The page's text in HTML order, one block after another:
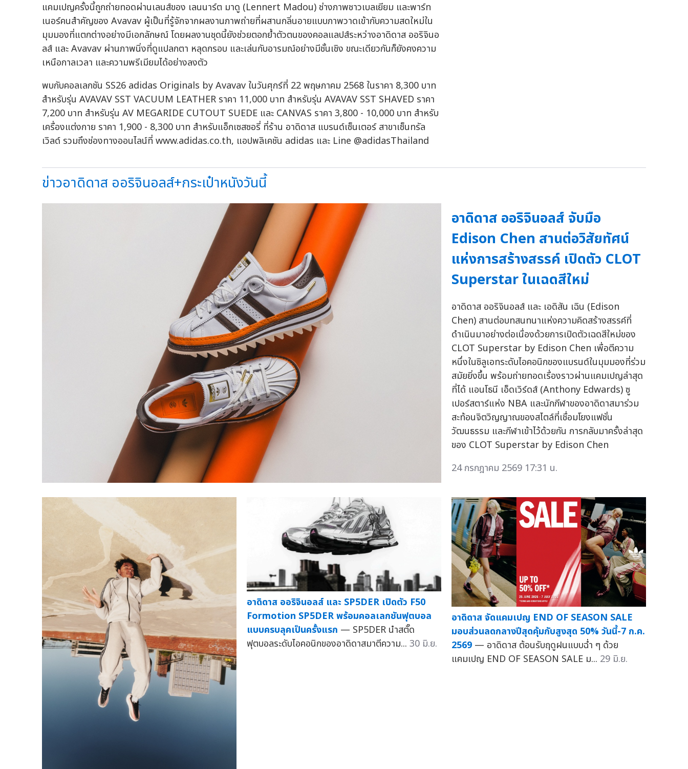
แคมเปญครั้งนี้ถูกถ่ายทอดผ่านเลนส์ของ เลนนาร์ต มาดู (Lennert Madou) ช่างภาพชาวเบลเยียม และพาร์ท
เนอร์คนสำคัญของ Avavav ผู้เป็นที่รู้จักจากผลงานภาพถ่ายที่ผสานกลิ่นอายแบบภาพวาดเข้ากับความสดใหม่ใน
มุมมองที่แตกต่างอย่างมีเอกลักษณ์ โดยผลงานชุดนี้ยังช่วยตอกย้ำตัวตนของคอลแลปส์ระหว่างอาดิดาส ออริจินอ
ลส์ และ Avavav ผ่านภาพนิ่งที่ดูแปลกตา หลุดกรอบ และเล่นกับอารมณ์อย่างมีชั้นเชิง ขณะเดียวกันก็ยังคงความ
เหนือกาลเวลา และความพรีเมียมได้อย่างลงตัว
พบกับคอลเลกชัน SS26 adidas Originals by Avavav ในวันศุกร์ที่ 22 พฤษภาคม 2568 ในราคา 8,300 บาท
สำหรับรุ่น AVAVAV SST VACUUM LEATHER ราคา 11,000 บาท สำหรับรุ่น AVAVAV SST SHAVED ราคา
7,200 บาท สำหรับรุ่น AV MEGARIDE CUTOUT SUEDE และ CANVAS ราคา 3,800 - 10,000 บาท สำหรับ
เครื่องแต่งกาย ราคา 1,900 - 8,300 บาท สำหรับแอ็กเซสซอรี่ ที่ร้าน อาดิดาส แบรนด์เซ็นเตอร์ สาขาเซ็นทรัล
เวิลด์ รวมถึงช่องทางออนไลน์ที่ www.adidas.co.th, แอปพลิเคชัน adidas และ Line @adidasThailand
ข่าวอาดิดาส ออริจินอลส์+กระเป๋าหนังวันนี้
อาดิดาส ออริจินอลส์ จับมือ
Edison Chen สานต่อวิสัยทัศน์
แห่งการสร้างสรรค์ เปิดตัว CLOT
Superstar ในเฉดสีใหม่
อาดิดาส ออริจินอลส์ และ เอดิสัน เฉิน (Edison
Chen) สานต่อบทสนทนาแห่งความคิดสร้างสรรค์ที่
ดำเนินมาอย่างต่อเนื่องด้วยการเปิดตัวเฉดสีใหม่ของ
CLOT Superstar by Edison Chen เพื่อตีความ
หนึ่งในซิลูเอทระดับไอคอนิกของแบรนด์ในมุมมองที่ร่วม
สมัยยิ่งขึ้น พร้อมถ่ายทอดเรื่องราวผ่านแคมเปญล่าสุด
ที่ได้ แอนโธนี เอ็ดเวิร์ดส์ (Anthony Edwards) ซู
เปอร์สตาร์แห่ง NBA และนักกีฬาของอาดิดาสมาร่วม
สะท้อนจิตวิญญาณของสไตล์ที่เชื่อมโยงแฟชั่น
วัฒนธรรม และกีฬาเข้าไว้ด้วยกัน การกลับมาครั้งล่าสุด
ของ CLOT Superstar by Edison Chen
24 กรกฎาคม 2569 17:31 น.
อาดิดาส ออริจินอลส์ และ SP5DER เปิดตัว F50
Formotion SP5DER พร้อมคอลเลกชันฟุตบอล
แบบครบลุคเป็นครั้งแรก — SP5DER นำสตั๊ด
ฟุตบอลระดับไอคอนิกของอาดิดาสมาตีความ... 30 มิ.ย.
อาดิดาส จัดแคมเปญ END OF SEASON SALE
มอบส่วนลดกลางปีสุดคุ้มกับสูงสุด 50% วันนี้-7 ก.ค.
2569 — อาดิดาส ต้อนรับฤดูฝนแบบฉ่ำ ๆ ด้วย
แคมเปญ END OF SEASON SALE ม... 29 มิ.ย.